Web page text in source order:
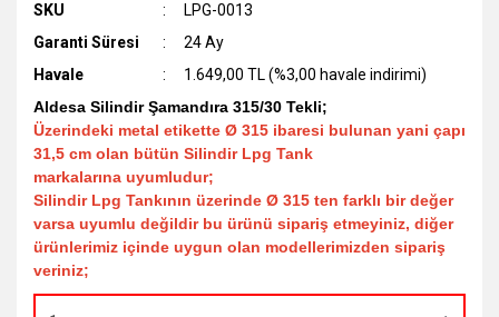
SKU
LPG-0013
Garanti Süresi
24 Ay
Havale
1.649,00 TL (%3,00 havale indirimi)
Aldesa Silindir Şamandıra 315/30 Tekli;
Üzerindeki metal etikette Ø 315 ibaresi bulunan yani çapı
31,5 cm olan bütün Silindir Lpg Tank
markalarına uyumludur;
Silindir Lpg Tankının üzerinde Ø 315 ten farklı bir değer
varsa uyumlu değildir bu ürünü sipariş etmeyiniz, diğer
ürünlerimiz içinde uygun olan modellerimizden sipariş
veriniz;